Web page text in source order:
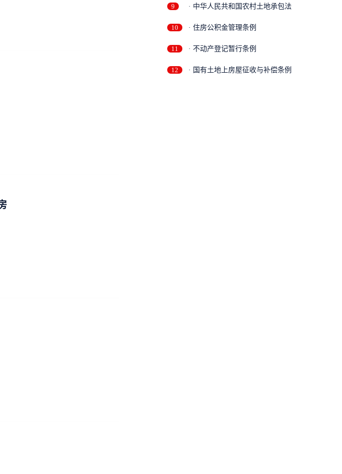
9 · 中华人民共和国农村土地承包法
10 · 住房公积金管理条例
11 · 不动产登记暂行条例
12 · 国有土地上房屋征收与补偿条例